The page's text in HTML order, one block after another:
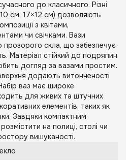
до класичного. Різні
см, 17×12 см) дозволяють
з квітами,
чи свічками. Вази
прозорого скла, що забезпечує
Матеріал стійкий до подряпин
догляд за вазами простим.
додають витонченості
ваз має широке
для живих та штучних
елементів, таких як
Завдяки компактним
на полиці, столі чи
вишуканості.